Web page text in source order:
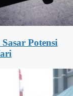
Potensi